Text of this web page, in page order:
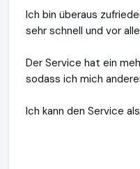
Ich bin überaus
sehr schnell und vor
Der Service hat ein
sodass ich mich
Ich kann den Service